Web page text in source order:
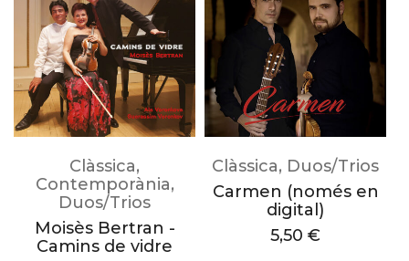
Clàssica,
Contemporània,
Duos/Trios
Moisès Bertran -
Camins de vidre
Clàssica, Duos/Trios
Carmen (només en
digital)
5,50 €